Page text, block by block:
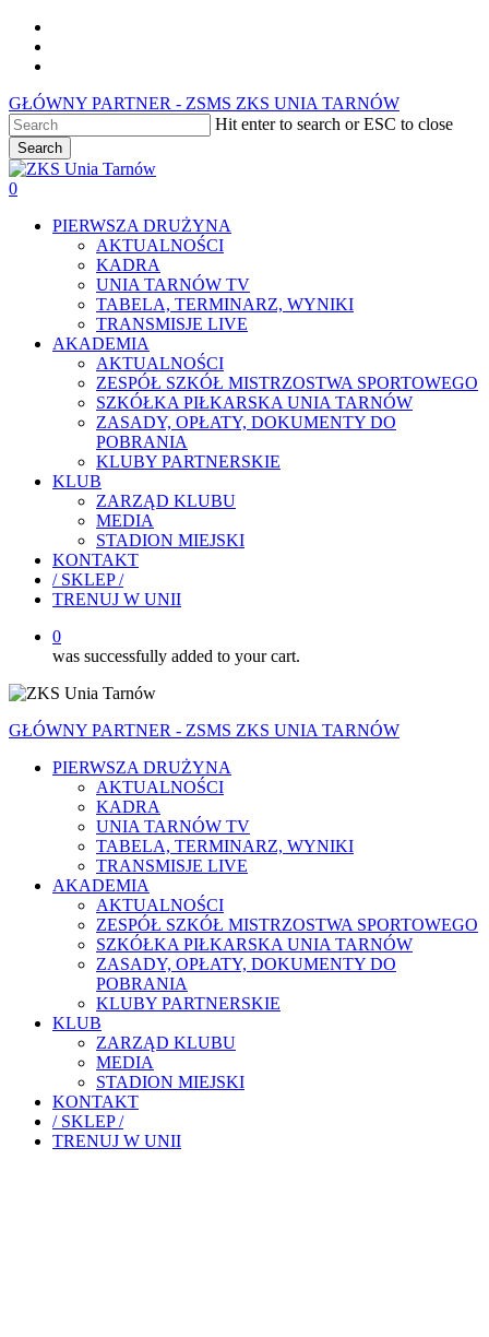
Skip
main
GŁÓWNY PARTNER - ZSMS ZKS UNIA TARNÓW
Hit enter to search or ESC to close
Search
Close
Search
0
PIERWSZA DRUŻYNA
AKTUALNOŚCI
KADRA
UNIA TARNÓW TV
TABELA, TERMINARZ, WYNIKI
TRANSMISJE LIVE
AKADEMIA
AKTUALNOŚCI
ZESPÓŁ SZKÓŁ MISTRZOSTWA SPORTOWEGO
SZKÓŁKA PIŁKARSKA UNIA TARNÓW
ZASADY, OPŁATY, DOKUMENTY DO
POBRANIA
KLUBY PARTNERSKIE
KLUB
ZARZĄD KLUBU
MEDIA
STADION MIEJSKI
KONTAKT
/ SKLEP /
TRENUJ W UNII
0
was successfully added to your cart.
GŁÓWNY PARTNER - ZSMS ZKS UNIA TARNÓW
PIERWSZA DRUŻYNA
AKTUALNOŚCI
KADRA
UNIA TARNÓW TV
TABELA, TERMINARZ, WYNIKI
TRANSMISJE LIVE
AKADEMIA
AKTUALNOŚCI
ZESPÓŁ SZKÓŁ MISTRZOSTWA SPORTOWEGO
SZKÓŁKA PIŁKARSKA UNIA TARNÓW
ZASADY, OPŁATY, DOKUMENTY DO
POBRANIA
KLUBY PARTNERSKIE
KLUB
ZARZĄD KLUBU
MEDIA
STADION MIEJSKI
KONTAKT
/ SKLEP /
TRENUJ W UNII